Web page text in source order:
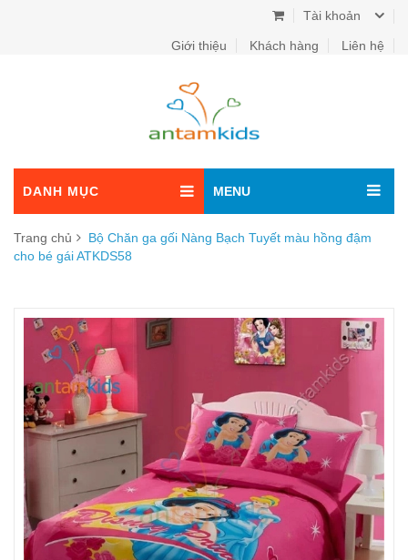
Tài khoản
Giới thiệu Khách hàng Liên hệ
DANH MỤC MENU
Trang chủ
Bộ Chăn ga gối Nàng Bạch Tuyết màu hồng đậm
cho bé gái ATKDS58